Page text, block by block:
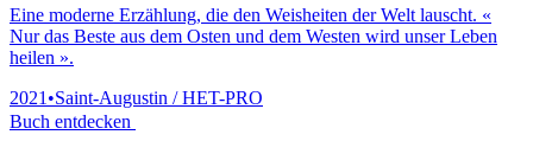
Eine moderne Erzählung, die den Weisheiten der Welt lauscht. «
Nur das Beste aus dem Osten und dem Westen wird unser Leben
heilen ».
2021 •Saint-Augustin / HET-PRO
Buch entdecken